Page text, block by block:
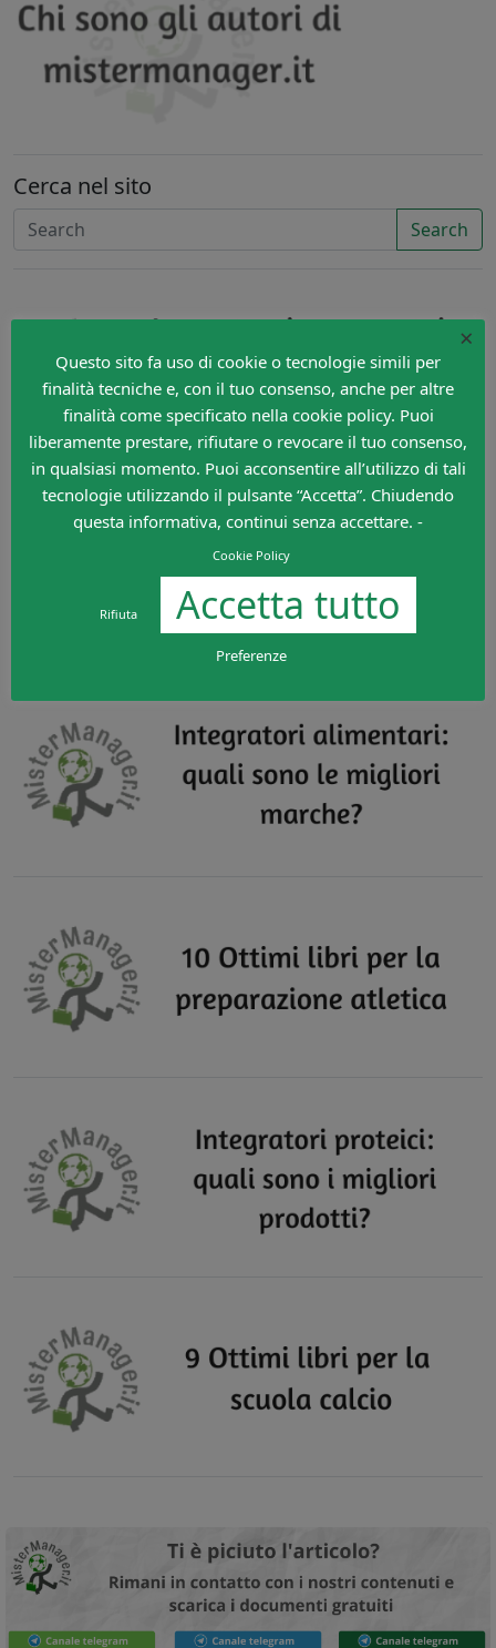
Cerca nel sito
Search
×
Questo sito fa uso di cookie o tecnologie simili per
finalità tecniche e, con il tuo consenso, anche per altre
finalità come specificato nella cookie policy. Puoi
liberamente prestare, rifiutare o revocare il tuo consenso,
in qualsiasi momento. Puoi acconsentire all’utilizzo di tali
tecnologie utilizzando il pulsante “Accetta”. Chiudendo
questa informativa, continui senza accettare. -
Cookie Policy
Rifiuta Accetta tutto
Preferenze